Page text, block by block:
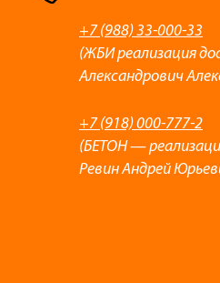
+7 (988) 33-000-33
(ЖБИ реализация
Александрович
+7 (918) 000-777-2
(БЕТОН —
Ревин Андрей